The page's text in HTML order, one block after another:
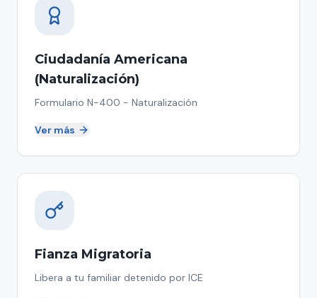
Ciudadanía Americana
(Naturalización)
Formulario N-400 - Naturalización
Ver más
Fianza Migratoria
Libera a tu familiar detenido por ICE